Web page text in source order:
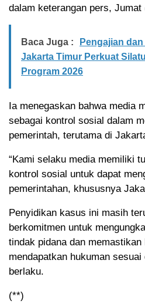
dalam keterangan pers, Jumat
Baca Juga :
Pengajian
Jakarta Timur Perkuat
Program 2026
Ia menegaskan bahwa media
sebagai kontrol sosial dalam
pemerintah, terutama di
“Kami selaku media memiliki
kontrol sosial untuk dapat
pemerintahan, khususnya
Penyidikan kasus ini masih
berkomitmen untuk
tindak pidana dan memastikan
mendapatkan hukuman
berlaku.
(**)